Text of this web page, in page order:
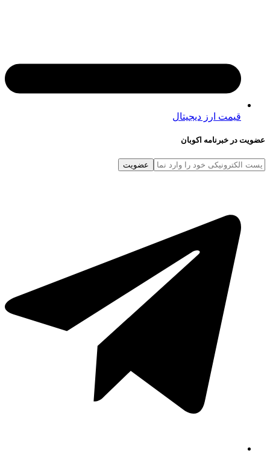
قیمت ارز دیجیتال
خبرنامه اکوبان